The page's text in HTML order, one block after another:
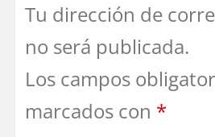
Tu dirección de
no será publicada.
Los campos
marcados con *